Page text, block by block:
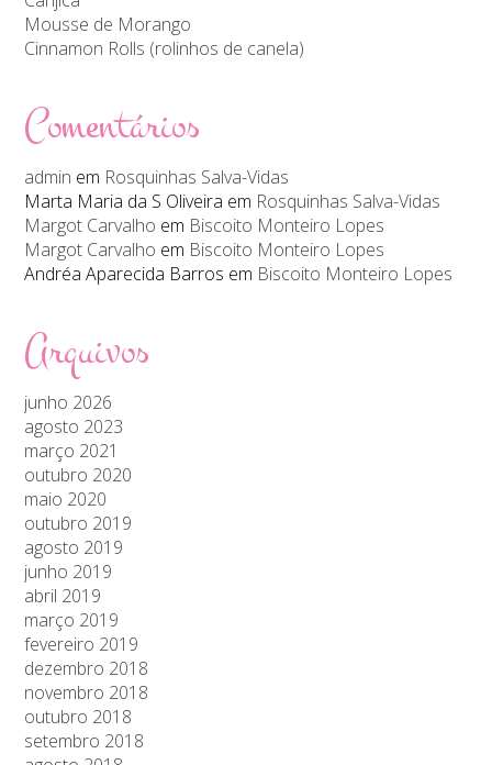
Mousse de Morango
Cinnamon Rolls (rolinhos de canela)
Comentários
admin em Rosquinhas Salva-Vidas
Marta Maria da S Oliveira em Rosquinhas Salva-Vidas
Margot Carvalho em Biscoito Monteiro Lopes
Margot Carvalho em Biscoito Monteiro Lopes
Andréa Aparecida Barros em Biscoito Monteiro Lopes
Arquivos
junho 2026
agosto 2023
março 2021
outubro 2020
maio 2020
outubro 2019
agosto 2019
junho 2019
abril 2019
março 2019
fevereiro 2019
dezembro 2018
novembro 2018
outubro 2018
setembro 2018